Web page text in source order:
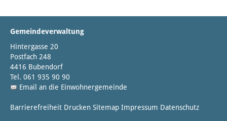
Gemeindeverwaltung
Hintergasse 20
Postfach 248
4416 Bubendorf
Tel. 061 935 90 90
Email an die Einwohnergemeinde
Barrierefreiheit Drucken Sitemap Impressum Datenschutz